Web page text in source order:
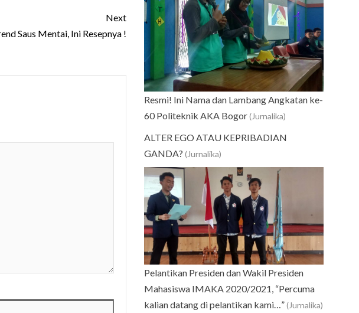
Next
Saus Mentai, Ini Resepnya !
Resmi! Ini Nama dan Lambang Angkatan ke-
60 Politeknik AKA Bogor (Jurnalika)
ALTER EGO ATAU KEPRIBADIAN
GANDA? (Jurnalika)
Pelantikan Presiden dan Wakil Presiden
Mahasiswa IMAKA 2020/2021, “Percuma
kalian datang di pelantikan kami…” (Jurnalika)